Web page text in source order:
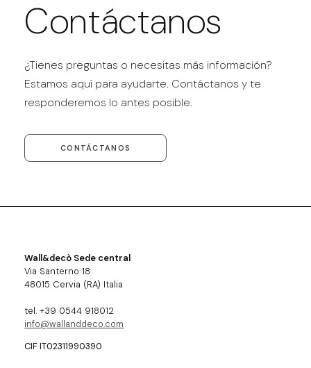
Contáctanos
¿Tienes preguntas o necesitas más información?
Estamos aquí para ayudarte. Contáctanos y te
responderemos lo antes posible.
CONTÁCTANOS
Wall&decò Sede central
Via Santerno 18
48015 Cervia (RA) Italia
tel. +39 0544 918012
info@wallanddeco.com
CIF IT02311990390